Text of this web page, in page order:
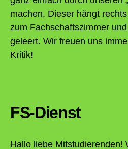
machen. Dieser hängt
zum Fachschaftszimmer
geleert. Wir freuen uns
Kritik!
FS-Dienst
Hallo liebe Mitstudierenden!